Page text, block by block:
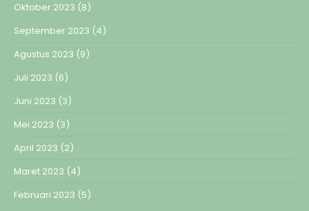
Oktober 2023 (8)
September 2023 (4)
Agustus 2023 (9)
Juli 2023 (6)
Juni 2023 (3)
Mei 2023 (3)
April 2023 (2)
Maret 2023 (4)
Februari 2023 (5)